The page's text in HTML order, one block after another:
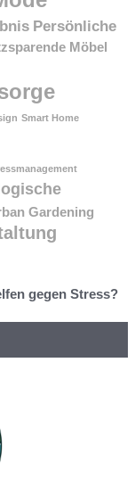
Persönliche
Möbel
Smart Home
Gardening
gegen Stress?